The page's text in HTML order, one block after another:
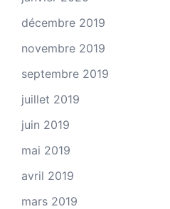
décembre 2019
novembre 2019
septembre 2019
juillet 2019
juin 2019
mai 2019
avril 2019
mars 2019